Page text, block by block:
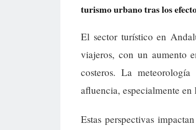
turismo urbano tras los
El sector turístico en
viajeros, con un aumento
costeros. La
afluencia, especialmente en
Estas perspectivas